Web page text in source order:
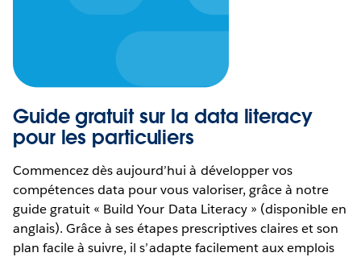
Guide gratuit sur la data literacy
pour les particuliers
Commencez dès aujourd’hui à développer vos
compétences data pour vous valoriser, grâce à notre
guide gratuit « Build Your Data Literacy » (disponible en
anglais). Grâce à ses étapes prescriptives claires et son
plan facile à suivre, il s’adapte facilement aux emplois